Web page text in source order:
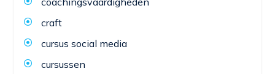
craft
cursus social media
cursussen